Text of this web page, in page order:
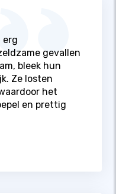
erg
gevallen
bleek hun
Ze losten
het
en prettig